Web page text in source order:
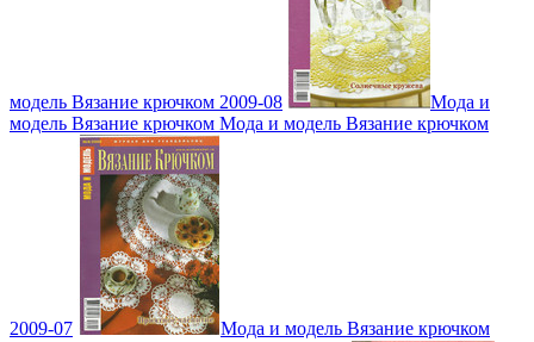
модель Вязание крючком 2009-08
Мода и
модель Вязание крючком Мода и модель Вязание крючком
2009-07 Мода и модель Вязание крючком